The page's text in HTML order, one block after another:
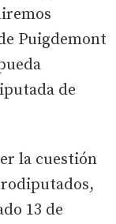
Puigdemont
de
la cuestión
13 de